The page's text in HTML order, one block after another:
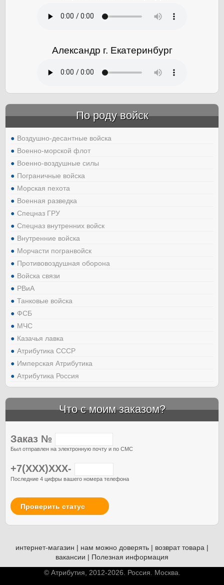
Александр г. Екатеринбург
По роду войск
Воздушно-десантные войска
Военно-морской флот
Военно-воздушные силы
Пограничные войска
Морская пехота
Военная разведка
Спецназ ГРУ
Спецназ внутренних войск
Внутренние войска
Морчасти погранвойск
Противовоздушная оборона
Войска связи
РВиА
Танковые войска
ФСБ
МЧС
Казачья лавка
Атрибутика СССР
Имперская Атрибутика
Атрибутика Россия
Что с моим заказом?
Заказ №
Был отправлен на электронную почту и по СМС
+7(XXX)XXX-
Последние 4 цифры вашего номера телефона
Проверить статус
интернет-магазин | нам можно доверять | возврат товара |
вакансии | Полезная информация
© Атрибутия, 2012-2026. Россия. Москва.